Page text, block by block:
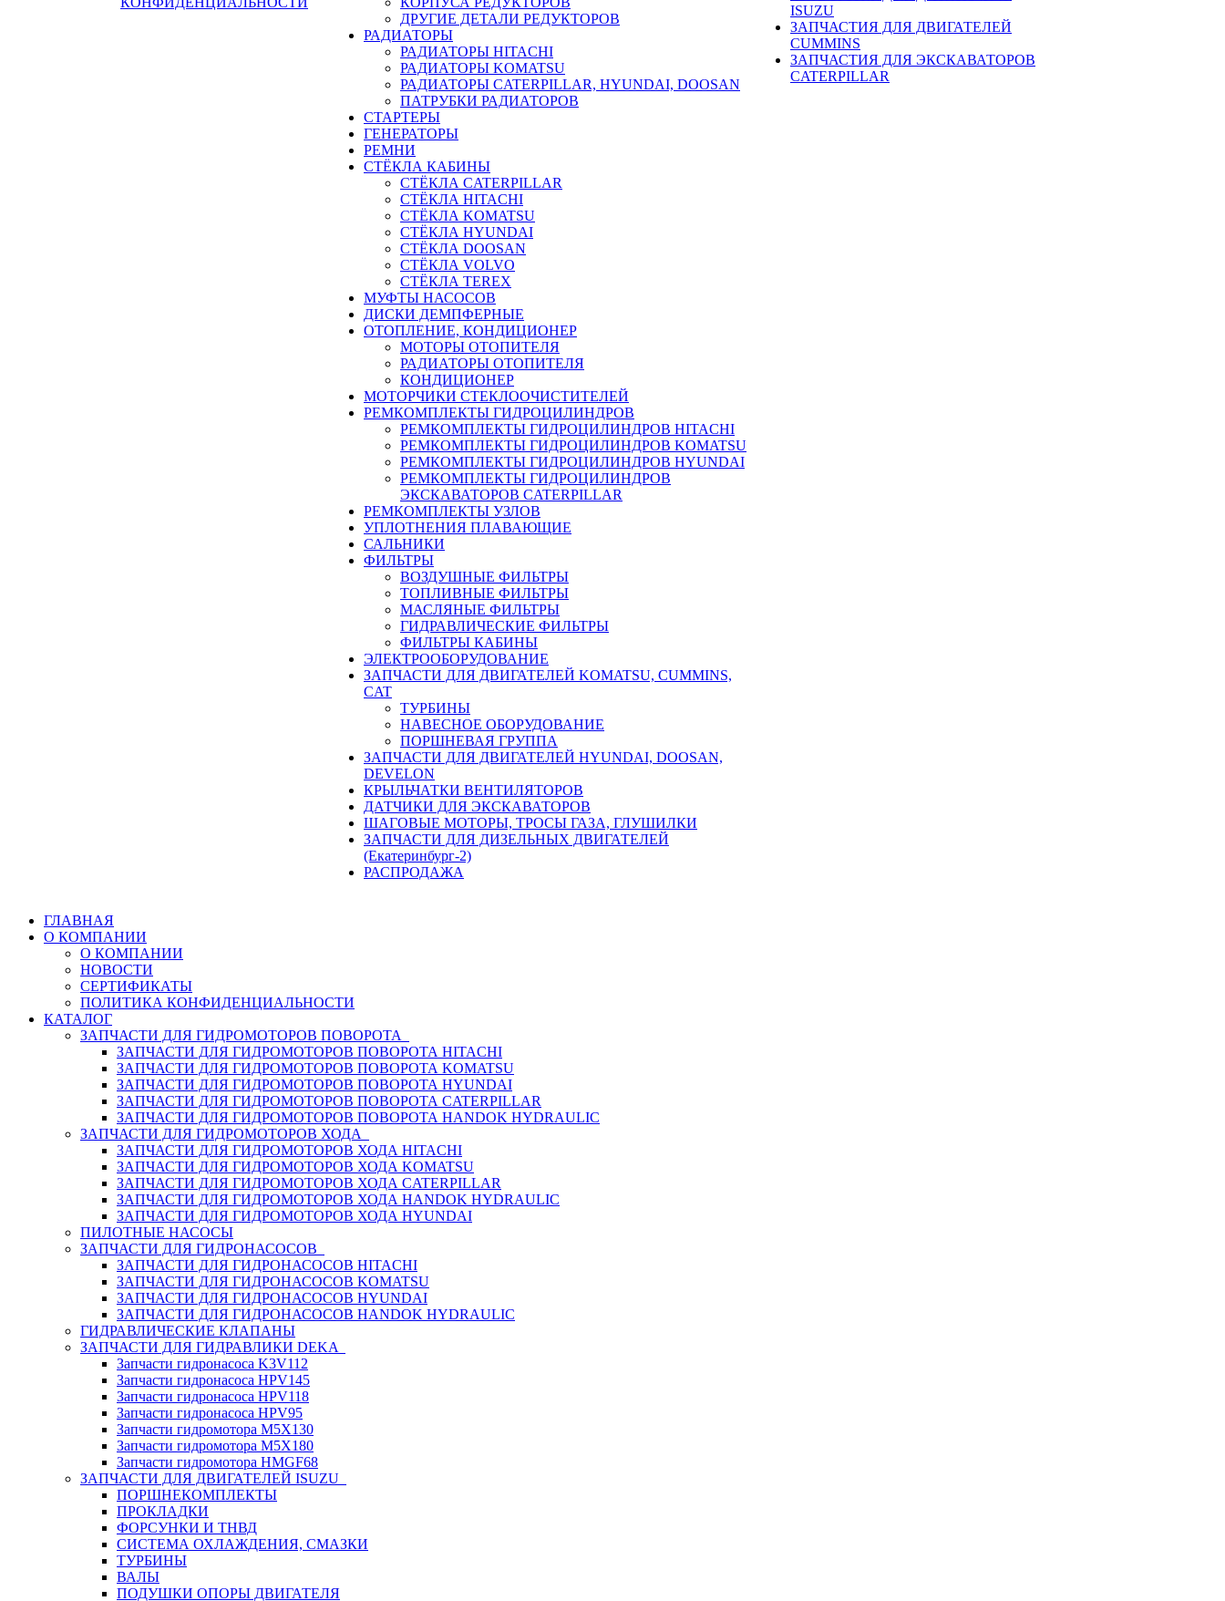
ДРУГИЕ ДЕТАЛИ РЕДУКТОРОВ
РАДИАТОРЫ
РАДИАТОРЫ HITACHI
РАДИАТОРЫ KOMATSU
РАДИАТОРЫ CATERPILLAR, HYUNDAI, DOOSAN
ПАТРУБКИ РАДИАТОРОВ
СТАРТЕРЫ
ГЕНЕРАТОРЫ
РЕМНИ
СТЁКЛА КАБИНЫ
СТЁКЛА CATERPILLAR
СТЁКЛА HITACHI
СТЁКЛА KOMATSU
СТЁКЛА HYUNDAI
СТЁКЛА DOOSAN
СТЁКЛА VOLVO
СТЁКЛА TEREX
МУФТЫ НАСОСОВ
ДИСКИ ДЕМПФЕРНЫЕ
ОТОПЛЕНИЕ, КОНДИЦИОНЕР
МОТОРЫ ОТОПИТЕЛЯ
РАДИАТОРЫ ОТОПИТЕЛЯ
КОНДИЦИОНЕР
МОТОРЧИКИ СТЕКЛООЧИСТИТЕЛЕЙ
РЕМКОМПЛЕКТЫ ГИДРОЦИЛИНДРОВ
РЕМКОМПЛЕКТЫ ГИДРОЦИЛИНДРОВ HITACHI
РЕМКОМПЛЕКТЫ ГИДРОЦИЛИНДРОВ KOMATSU
РЕМКОМПЛЕКТЫ ГИДРОЦИЛИНДРОВ HYUNDAI
РЕМКОМПЛЕКТЫ ГИДРОЦИЛИНДРОВ
ЭКСКАВАТОРОВ CATERPILLAR
РЕМКОМПЛЕКТЫ УЗЛОВ
УПЛОТНЕНИЯ ПЛАВАЮЩИЕ
САЛЬНИКИ
ФИЛЬТРЫ
ВОЗДУШНЫЕ ФИЛЬТРЫ
ТОПЛИВНЫЕ ФИЛЬТРЫ
МАСЛЯНЫЕ ФИЛЬТРЫ
ГИДРАВЛИЧЕСКИЕ ФИЛЬТРЫ
ФИЛЬТРЫ КАБИНЫ
ЭЛЕКТРООБОРУДОВАНИЕ
ЗАПЧАСТИ ДЛЯ ДВИГАТЕЛЕЙ KOMATSU, CUMMINS,
CAT
ТУРБИНЫ
НАВЕСНОЕ ОБОРУДОВАНИЕ
ПОРШНЕВАЯ ГРУППА
ЗАПЧАСТИ ДЛЯ ДВИГАТЕЛЕЙ HYUNDAI, DOOSAN,
DEVELON
КРЫЛЬЧАТКИ ВЕНТИЛЯТОРОВ
ДАТЧИКИ ДЛЯ ЭКСКАВАТОРОВ
ШАГОВЫЕ МОТОРЫ, ТРОСЫ ГАЗА, ГЛУШИЛКИ
ЗАПЧАСТИ ДЛЯ ДИЗЕЛЬНЫХ ДВИГАТЕЛЕЙ
(Екатеринбург-2)
РАСПРОДАЖА
ISUZU
ЗАПЧАСТИЯ ДЛЯ ДВИГАТЕЛЕЙ
CUMMINS
ЗАПЧАСТИЯ ДЛЯ ЭКСКАВАТОРОВ
CATERPILLAR
ГЛАВНАЯ
О КОМПАНИИ
О КОМПАНИИ
НОВОСТИ
СЕРТИФИКАТЫ
ПОЛИТИКА КОНФИДЕНЦИАЛЬНОСТИ
КАТАЛОГ
ЗАПЧАСТИ ДЛЯ ГИДРОМОТОРОВ ПОВОРОТА
ЗАПЧАСТИ ДЛЯ ГИДРОМОТОРОВ ПОВОРОТА HITACHI
ЗАПЧАСТИ ДЛЯ ГИДРОМОТОРОВ ПОВОРОТА KOMATSU
ЗАПЧАСТИ ДЛЯ ГИДРОМОТОРОВ ПОВОРОТА HYUNDAI
ЗАПЧАСТИ ДЛЯ ГИДРОМОТОРОВ ПОВОРОТА CATERPILLAR
ЗАПЧАСТИ ДЛЯ ГИДРОМОТОРОВ ПОВОРОТА HANDOK HYDRAULIC
ЗАПЧАСТИ ДЛЯ ГИДРОМОТОРОВ ХОДА
ЗАПЧАСТИ ДЛЯ ГИДРОМОТОРОВ ХОДА HITACHI
ЗАПЧАСТИ ДЛЯ ГИДРОМОТОРОВ ХОДА KOMATSU
ЗАПЧАСТИ ДЛЯ ГИДРОМОТОРОВ ХОДА CATERPILLAR
ЗАПЧАСТИ ДЛЯ ГИДРОМОТОРОВ ХОДА HANDOK HYDRAULIC
ЗАПЧАСТИ ДЛЯ ГИДРОМОТОРОВ ХОДА HYUNDAI
ПИЛОТНЫЕ НАСОСЫ
ЗАПЧАСТИ ДЛЯ ГИДРОНАСОСОВ
ЗАПЧАСТИ ДЛЯ ГИДРОНАСОСОВ HITACHI
ЗАПЧАСТИ ДЛЯ ГИДРОНАСОСОВ KOMATSU
ЗАПЧАСТИ ДЛЯ ГИДРОНАСОСОВ HYUNDAI
ЗАПЧАСТИ ДЛЯ ГИДРОНАСОСОВ HANDOK HYDRAULIC
ГИДРАВЛИЧЕСКИЕ КЛАПАНЫ
ЗАПЧАСТИ ДЛЯ ГИДРАВЛИКИ DEKA
Запчасти гидронасоса K3V112
Запчасти гидронасоса HPV145
Запчасти гидронасоса HPV118
Запчасти гидронасоса HPV95
Запчасти гидромотора M5X130
Запчасти гидромотора M5X180
Запчасти гидромотора HMGF68
ЗАПЧАСТИ ДЛЯ ДВИГАТЕЛЕЙ ISUZU
ПОРШНЕКОМПЛЕКТЫ
ПРОКЛАДКИ
ФОРСУНКИ И ТНВД
СИСТЕМА ОХЛАЖДЕНИЯ, СМАЗКИ
ТУРБИНЫ
ВАЛЫ
ПОДУШКИ ОПОРЫ ДВИГАТЕЛЯ